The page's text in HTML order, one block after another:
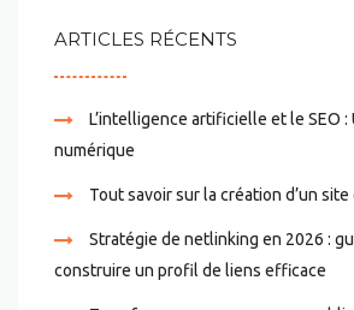
ARTICLES RÉCENTS
L’intelligence artificielle et le SEO
numérique
Tout savoir sur la création d’un
Stratégie de netlinking en 2026 :
construire un profil de liens efficace